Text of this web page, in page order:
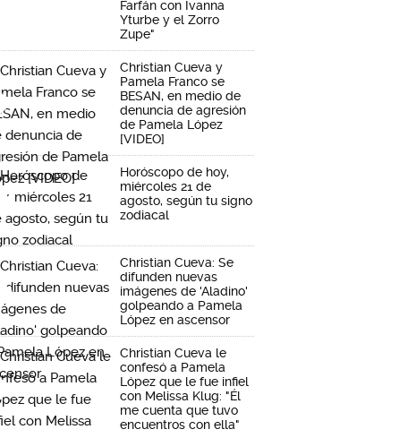
Farfán con Ivanna
Yturbe y el Zorro
Zupe"
Christian Cueva y
Pamela Franco se
BESAN, en medio de
denuncia de agresión
de Pamela López
[VIDEO]
Horóscopo de hoy,
miércoles 21 de
agosto, según tu signo
zodiacal
Christian Cueva: Se
difunden nuevas
imágenes de 'Aladino'
golpeando a Pamela
López en ascensor
Christian Cueva le
confesó a Pamela
López que le fue infiel
con Melissa Klug: "Él
me cuenta que tuvo
encuentros con ella"